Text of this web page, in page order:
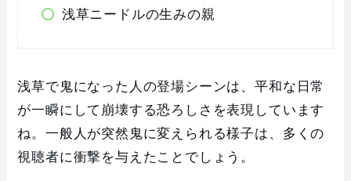
浅草ニードルの生みの親
浅草で鬼になった人の登場シーンは、平和な日常
が一瞬にして崩壊する恐ろしさを表現しています
ね。一般人が突然鬼に変えられる様子は、多くの
視聴者に衝撃を与えたことでしょう。